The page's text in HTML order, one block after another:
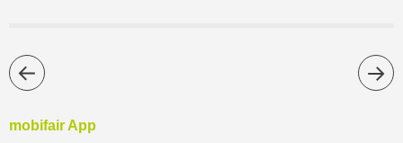
mobifair App